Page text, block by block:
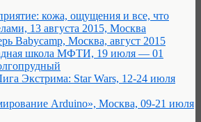
кожа, ощущения и все, что
13 августа 2015, Москва
Babycamp, Москва, август 2015
школа МФТИ, 19 июля — 01
Экстрима: Star Wars, 12-24 июля
Arduino», Москва, 09-21 июля